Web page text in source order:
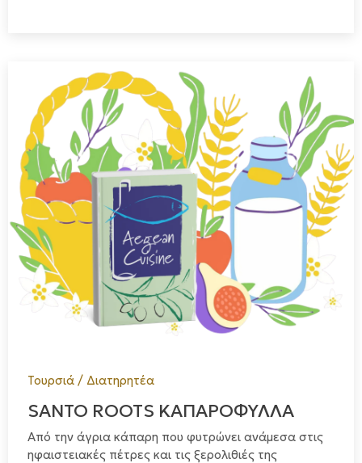
Τουρσιά / Διατηρητέα
SANTO ROOTS ΚΑΠΑΡΟΦΥΛΛΑ
Από την άγρια κάπαρη που φυτρώνει ανάμεσα στις
ηφαιστειακές πέτρες και τις ξερολιθιές της